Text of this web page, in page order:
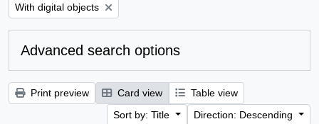
Remove filter:
With digital objects
Advanced search options
Print preview Card view
Table view
Sort by: Title
Direction: Descending